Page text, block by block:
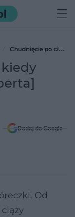
Chudnięcie po ciąży:
Dodaj do Google
Od